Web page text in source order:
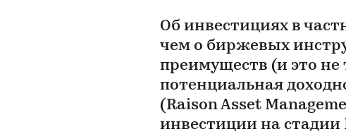
Об инвестициях в
чем о биржевых
преимуществ (и это не
потенциальная
(Raison Asset
инвестиции на стадии